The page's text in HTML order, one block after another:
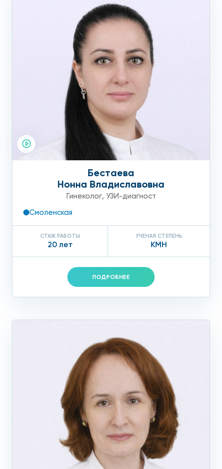
Бестаева
Нонна Владиславовна
Гинеколог, УЗИ-диагност
Смоленская
СТАЖ РАБОТЫ
20 лет
УЧЕНАЯ СТЕПЕНЬ
КМН
ПОДРОБНЕЕ